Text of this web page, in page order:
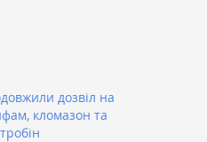
дозвіл на
кломазон та